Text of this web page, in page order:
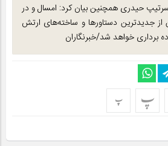
سرتیپ حیدری همچنین بیان کرد: امسال و در
۲۰ فروردین از جدید‌ترین دستاور‌ها و ساخته‌های ارتش
برداری خواهد شد/خبرنگاران
پ پ